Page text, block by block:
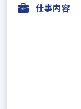
仕事内容